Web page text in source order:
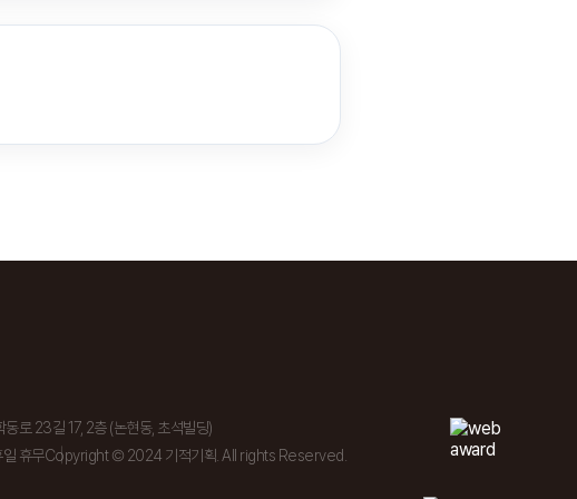
로 23길 17, 2층 (논현동, 초석빌딩)
휴무Copyright © 2024 기적기획. All rights Reserved.